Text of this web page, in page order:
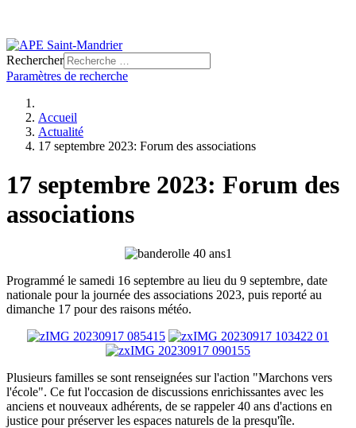
Rechercher
Paramètres de recherche
Accueil
Actualité
17 septembre 2023: Forum des associations
17 septembre 2023: Forum des
associations
Programmé le samedi 16 septembre au lieu du 9 septembre, date
nationale pour la journée des associations 2023, puis reporté au
dimanche 17 pour des raisons météo.
Plusieurs familles se sont renseignées sur l'action "Marchons vers
l'école". Ce fut l'occasion de discussions enrichissantes avec les
anciens et nouveaux adhérents, de se rappeler 40 ans d'actions en
justice pour préserver les espaces naturels de la presqu'île.